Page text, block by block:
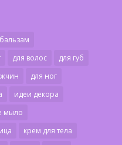
бальзам
для волос
для губ
для ног
идеи декора
мыло
крем для тела